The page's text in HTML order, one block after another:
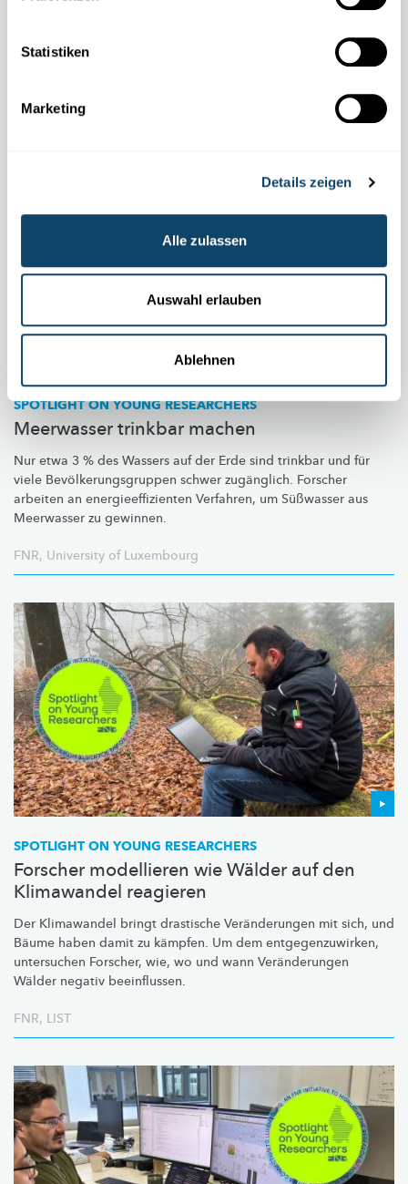
Statistiken
Marketing
Details zeigen
Alle zulassen
Auswahl erlauben
Ablehnen
Klimawandels vorhersagen
Stan Schymanski und sein Team untersuchen die Auswirkungen
des Klimawandels auf unsere
Hier spielt die
LIST
SPOTLIGHT ON YOUNG RESEARCHERS
Meerwasser trinkbar machen
Nur etwa 3 % des Wassers auf der Erde sind trinkbar und für
viele Bevölkerungsgruppen schwer zugänglich. Forscher
arbeiten an energieeffizienten Verfahren, um Süßwasser aus
Meerwasser zu gewinnen.
FNR, University of Luxembourg
SPOTLIGHT ON YOUNG RESEARCHERS
Forscher modellieren wie Wälder auf den
Klimawandel reagieren
Der Klimawandel bringt drastische Veränderungen mit sich, und
Bäume haben damit zu kämpfen. Um dem entgegenzuwirken,
untersuchen Forscher, wie, wo und wann Veränderungen
Wälder negativ beeinflussen.
FNR, LIST